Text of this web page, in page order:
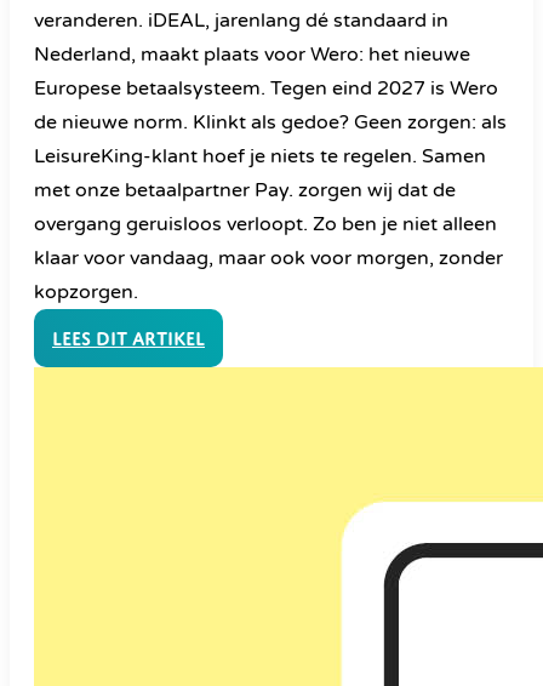
veranderen. iDEAL, jarenlang dé standaard in
Nederland, maakt plaats voor Wero: het nieuwe
Europese betaalsysteem. Tegen eind 2027 is Wero
de nieuwe norm. Klinkt als gedoe? Geen zorgen: als
LeisureKing-klant hoef je niets te regelen. Samen
met onze betaalpartner Pay. zorgen wij dat de
overgang geruisloos verloopt. Zo ben je niet alleen
klaar voor vandaag, maar ook voor morgen, zonder
kopzorgen.
Lees dit artikel